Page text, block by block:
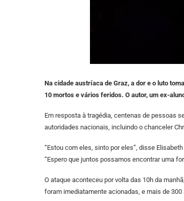
Na cidade austríaca de Graz, a dor e o luto
10 mortos e vários feridos. O autor, um ex-
Em resposta à tragédia, centenas de pessoas
autoridades nacionais, incluindo o chanceler
“Estou com eles, sinto por eles”, disse
“Espero que juntos possamos encontrar uma
O ataque aconteceu por volta das 10h da
foram imediatamente acionadas, e mais de